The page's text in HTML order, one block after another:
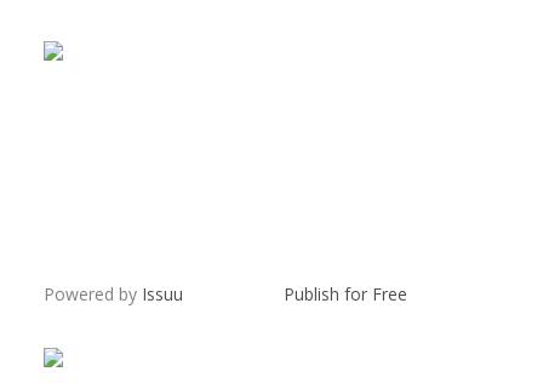
Powered by Issuu Publish for Free